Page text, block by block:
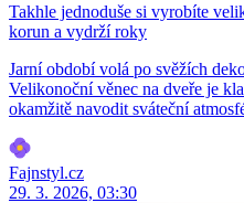
Takhle jednoduše si vyrobíte
korun a vydrží roky
Jarní období volá po svěžích
Velikonoční věnec na dveře je
okamžitě navodit sváteční
Fajnstyl.cz
29. 3. 2026, 03:30